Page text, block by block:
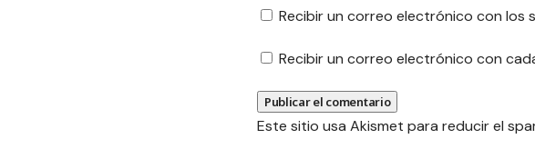
Recibir un correo electrónico con los
Recibir un correo electrónico con
Este sitio usa Akismet para reducir el